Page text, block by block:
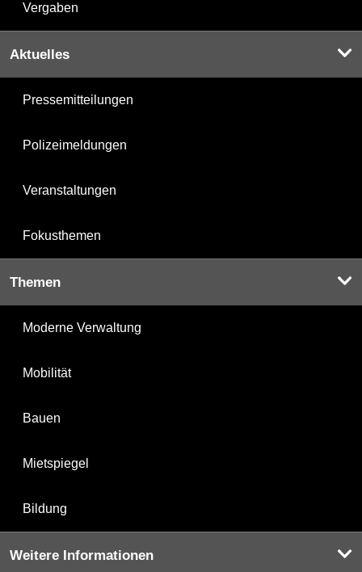
Vergaben
Aktuelles
Pressemitteilungen
Polizeimeldungen
Veranstaltungen
Fokusthemen
Themen
Moderne Verwaltung
Mobilität
Bauen
Mietspiegel
Bildung
Weitere Informationen